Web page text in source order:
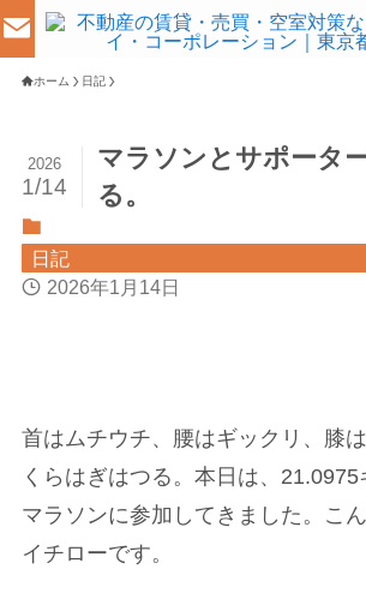
ホーム 日記
マラソンとサポータ
る。
2026
1/14
日記
2026年1月14日
首はムチウチ、腰はギックリ、膝
くらはぎはつる。本日は、21.0975
マラソンに参加してきました。こ
イチローです。